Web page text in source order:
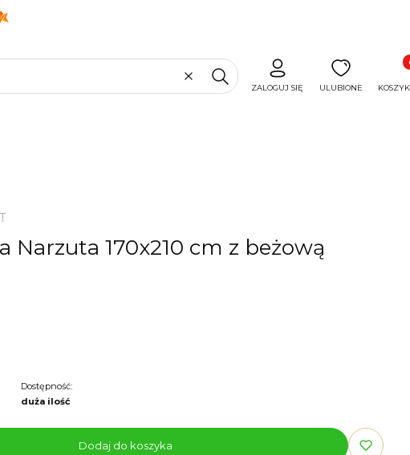
WyczyśćSzukaj ZALOGUJ SIĘ ULUBIONE KOSZYK
Narzuta 170x210 cm z beżową
Dostępność:
duża ilość
Dodaj do koszyka